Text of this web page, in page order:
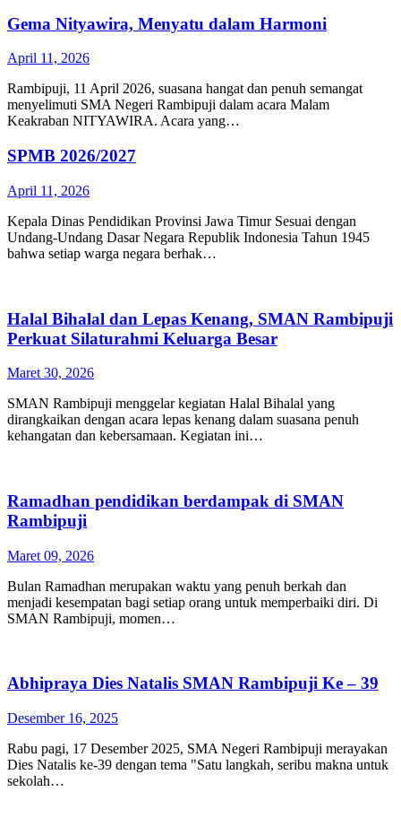
Gema Nityawira, Menyatu dalam Harmoni
April 11, 2026
Rambipuji, 11 April 2026, suasana hangat dan penuh semangat
menyelimuti SMA Negeri Rambipuji dalam acara Malam
Keakraban NITYAWIRA. Acara yang…
SPMB 2026/2027
April 11, 2026
Kepala Dinas Pendidikan Provinsi Jawa Timur Sesuai dengan
Undang-Undang Dasar Negara Republik Indonesia Tahun 1945
bahwa setiap warga negara berhak…
Halal Bihalal dan Lepas Kenang, SMAN Rambipuji
Perkuat Silaturahmi Keluarga Besar
Maret 30, 2026
SMAN Rambipuji menggelar kegiatan Halal Bihalal yang
dirangkaikan dengan acara lepas kenang dalam suasana penuh
kehangatan dan kebersamaan. Kegiatan ini…
Ramadhan pendidikan berdampak di SMAN
Rambipuji
Maret 09, 2026
Bulan Ramadhan merupakan waktu yang penuh berkah dan
menjadi kesempatan bagi setiap orang untuk memperbaiki diri. Di
SMAN Rambipuji, momen…
Abhipraya Dies Natalis SMAN Rambipuji Ke – 39
Desember 16, 2025
Rabu pagi, 17 Desember 2025, SMA Negeri Rambipuji merayakan
Dies Natalis ke-39 dengan tema "Satu langkah, seribu makna untuk
sekolah…